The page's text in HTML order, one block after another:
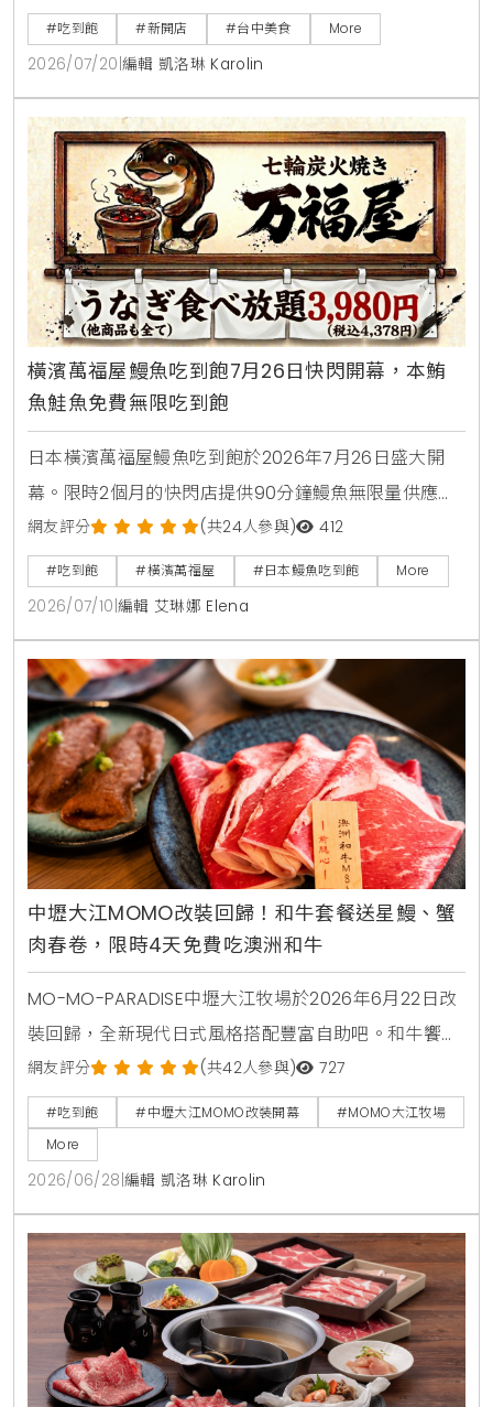
段供應，平日點早午餐加49元，晚上週末加99元即享
自助沙拉吧，路易莎咖啡無限續。商業午餐240元起，
更提供現烤披薩，各式烤串與超過100款世界微醺飲
品，是台中西屯朋友聚會，看球賽放鬆的寶藏餐廳。
#吃到飽 #新開店 #台中美食 More
2026/07/20 編輯 凱洛琳 Karolin
橫濱萬福屋鰻魚吃到飽7月26日快閃開幕，本鮪
魚鮭魚免費無限吃到飽
日本橫濱萬福屋鰻魚吃到飽於2026年7月26日盛大開
幕。限時2個月的快閃店提供90分鐘鰻魚無限量供應，
大人費用只要3980日圓，折合台幣千元有找。店內採
用日式七輪炭火現烤風格，菜單更包含本鮪魚與鮭魚腹
肉等豐富海鮮，是今年夏天日本自由行不容錯過的超高
CP值美食選擇。
網友評分 (共24人參與) 412
#吃到飽 #橫濱萬福屋 #日本鰻魚吃到飽 More
2026/07/10 編輯 艾琳娜 Elena
中壢大江MOMO改裝回歸！和牛套餐送星鰻、蟹
肉春卷，限時4天免費吃澳洲和牛
MO-MO-PARADISE中壢大江牧場於2026年6月22日改
裝回歸，全新現代日式風格搭配豐富自助吧。和牛饗宴
套餐同步推出星鰻一本揚與蟹肉奶油春卷兩款全新一品
料理。6月22日至6月25日限時4天，每日前50名現場
排隊入場用餐者，免費送澳洲和牛肉盤一份。
網友評分 (共42人參與) 727
#吃到飽 #中壢大江MOMO改裝開幕
#MOMO大江牧場
More
2026/06/28 編輯 凱洛琳 Karolin